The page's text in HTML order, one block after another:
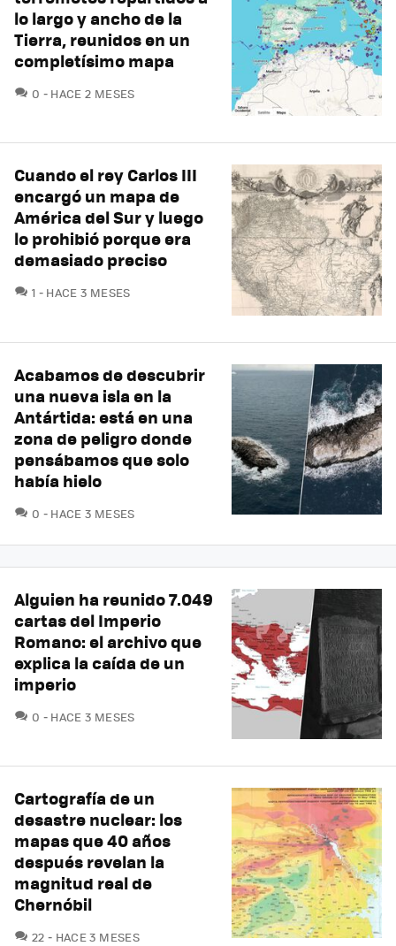
lo largo y ancho de la
Tierra, reunidos en un
completísimo mapa
0 COMENTARIOS
HACE 2 MESES
Cuando el rey Carlos III
encargó un mapa de
América del Sur y luego
lo prohibió porque era
demasiado preciso
1 COMENTARIOS
HACE 3 MESES
Acabamos de descubrir
una nueva isla en la
Antártida: está en una
zona de peligro donde
pensábamos que solo
había hielo
0 COMENTARIOS
HACE 3 MESES
Alguien ha reunido 7.049
cartas del Imperio
Romano: el archivo que
explica la caída de un
imperio
0 COMENTARIOS
HACE 3 MESES
Cartografía de un
desastre nuclear: los
mapas que 40 años
después revelan la
magnitud real de
Chernóbil
22 COMENTARIOS
HACE 3 MESES